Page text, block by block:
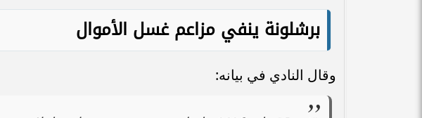
برشلونة ينفي مزاعم غسل الأموال
وقال النادي في بيانه: